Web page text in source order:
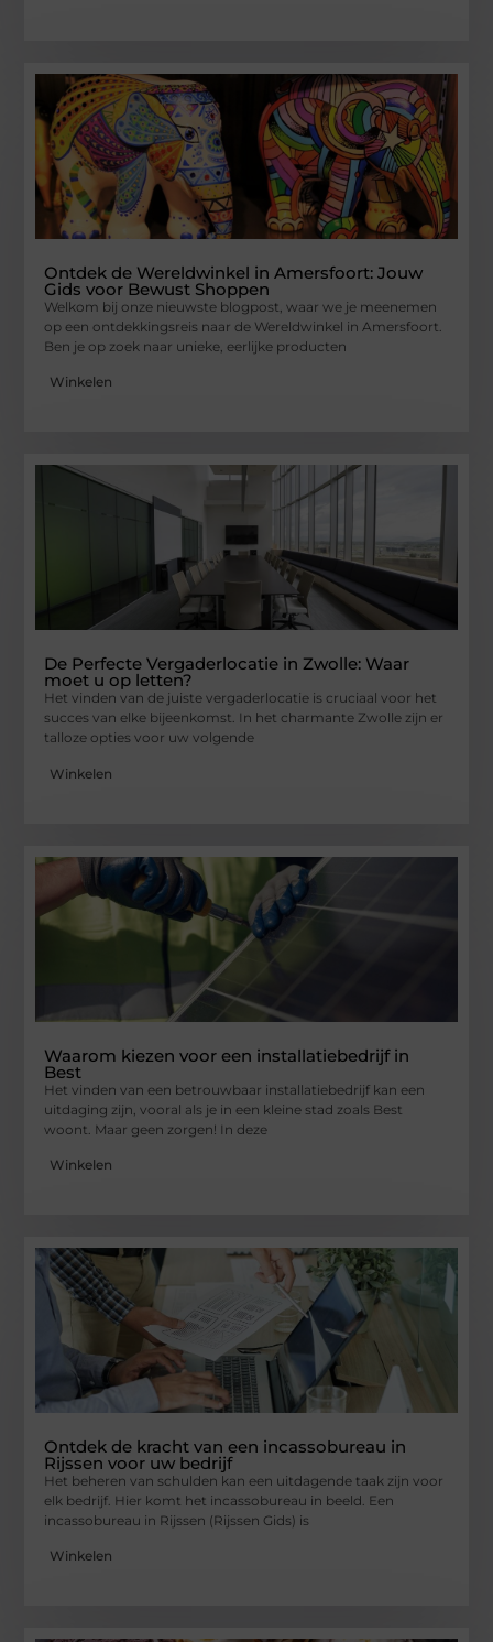
Ontdek de Wereldwinkel in Amersfoort: Jouw
Gids voor Bewust Shoppen
Welkom bij onze nieuwste blogpost, waar we je meenemen
op een ontdekkingsreis naar de Wereldwinkel in Amersfoort.
Ben je op zoek naar unieke, eerlijke producten
Winkelen
De Perfecte Vergaderlocatie in Zwolle: Waar
moet u op letten?
Het vinden van de juiste vergaderlocatie is cruciaal voor het
succes van elke bijeenkomst. In het charmante Zwolle zijn er
talloze opties voor uw volgende
Winkelen
Waarom kiezen voor een installatiebedrijf in
Best
Het vinden van een betrouwbaar installatiebedrijf kan een
uitdaging zijn, vooral als je in een kleine stad zoals Best
woont. Maar geen zorgen! In deze
Winkelen
Ontdek de kracht van een incassobureau in
Rijssen voor uw bedrijf
Het beheren van schulden kan een uitdagende taak zijn voor
elk bedrijf. Hier komt het incassobureau in beeld. Een
incassobureau in Rijssen (Rijssen Gids) is
Winkelen